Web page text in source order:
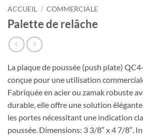
ACCUEIL / COMMERCIALE
Palette de relâche
La plaque de poussée (push plate)
conçue pour une utilisation
Fabriquée en acier ou zamak robuste
durable, elle offre une solution
les portes nécessitant une indication
poussée. Dimensions: 3 3/8″ x 4 7/8″.